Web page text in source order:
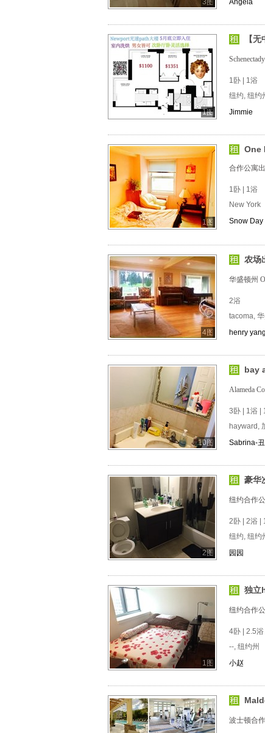
3图
Angela
1图
【
1卧 | 1浴
纽约, 纽约
Jimmie
1图
One
合作公寓
1卧 | 1浴
New York
Snow Day
4图
农场
华盛顿州
2浴
tacoma, 华
henry yang
10图
bay
Alameda
3卧 | 1浴 |
hayward,
Sabrina-
2图
豪华
纽约合作
2卧 | 2浴 |
纽约, 纽约
园园
1图
独立
纽约合作
4卧 | 2.5
--, 纽约州
小赵
波士顿合